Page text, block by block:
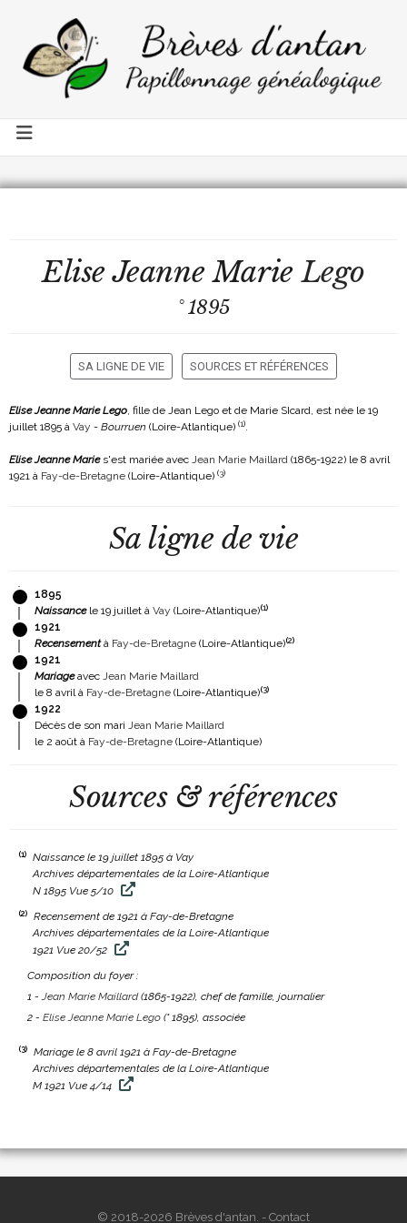
Elise Jeanne MarieLego
° 1895
SA LIGNE DE VIE SOURCES ET RÉFÉRENCES
Elise Jeanne Marie Lego, fille de Jean Lego et de Marie SIcard, est née le 19
juillet 1895 à Vay - Bourruen (Loire-Atlantique) (1).
Elise Jeanne Maries'est mariée avec Jean Marie Maillard (1865-1922) le 8 avril
1921 à Fay-de-Bretagne (Loire-Atlantique) (3)
Sa ligne de vie
1895
Naissancele 19 juillet à Vay (Loire-Atlantique)(1)
1921
Recensementà Fay-de-Bretagne (Loire-Atlantique)(2)
1921
Mariageavec Jean Marie Maillard
le 8 avril à Fay-de-Bretagne (Loire-Atlantique)(3)
1922
Décès de son mari Jean Marie Maillard
le 2 août à Fay-de-Bretagne (Loire-Atlantique)
Sources & références
(1)
Naissance le 19 juillet 1895 à Vay
Archives départementales de la Loire-Atlantique
N 1895 Vue 5/10
(2)
Recensement de 1921 à Fay-de-Bretagne
Archives départementales de la Loire-Atlantique
1921 Vue 20/52
Composition du foyer :
1 -Jean Marie Maillard(1865-1922), chef de famille, journalier
2 - Elise Jeanne Marie Lego (° 1895), associée
(3)
Mariage le 8 avril 1921 à Fay-de-Bretagne
Archives départementales de la Loire-Atlantique
M 1921 Vue 4/14
© 2018-2026 Brèves d'antan. - Contact